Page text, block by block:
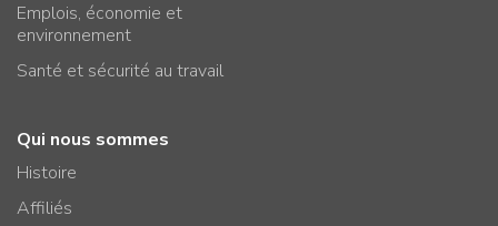
Emplois, économie et
environnement
Santé et sécurité au travail
Qui nous sommes
Histoire
Affiliés